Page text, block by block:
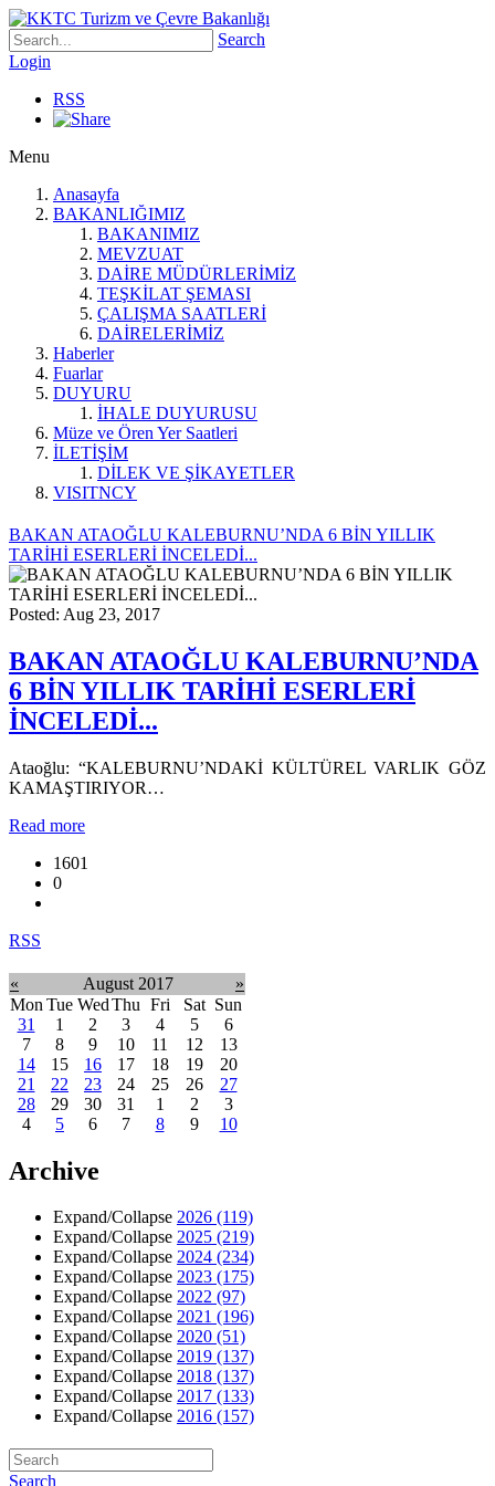
Search
Login
RSS
Menu
Anasayfa
BAKANLIĞIMIZ
BAKANIMIZ
MEVZUAT
DAİRE MÜDÜRLERİMİZ
TEŞKİLAT ŞEMASI
ÇALIŞMA SAATLERİ
DAİRELERİMİZ
Haberler
Fuarlar
DUYURU
İHALE DUYURUSU
Müze ve Ören Yer Saatleri
İLETİŞİM
DİLEK VE ŞİKAYETLER
VISITNCY
BAKAN ATAOĞLU KALEBURNU’NDA 6 BİN YILLIK
TARİHİ ESERLERİ İNCELEDİ...
Posted: Aug 23, 2017
BAKAN ATAOĞLU KALEBURNU’NDA
6 BİN YILLIK TARİHİ ESERLERİ
İNCELEDİ...
Ataoğlu: “KALEBURNU’NDAKİ KÜLTÜREL VARLIK GÖZ
KAMAŞTIRIYOR…
Read more
1601
0
RSS
« August 2017
»
Mon Tue WedThu Fri Sat Sun
31
1 2 3 4 5
6
7
8 9 10 11 12
13
14
15 16 17 18 19
20
21
22 23 24 25 26
27
28
29 30 31 1 2
3
4
5 6 7 8 9 10
Archive
Expand/Collapse 2026 (119)
Expand/Collapse 2025 (219)
Expand/Collapse 2024 (234)
Expand/Collapse 2023 (175)
Expand/Collapse 2022 (97)
Expand/Collapse 2021 (196)
Expand/Collapse 2020 (51)
Expand/Collapse 2019 (137)
Expand/Collapse 2018 (137)
Expand/Collapse 2017 (133)
Expand/Collapse 2016 (157)
Search